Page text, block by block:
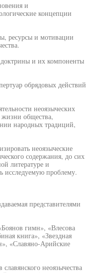
и
концепции
ресурсы и мотивации
доктрины и их компоненты
обрядовых действий
неоязыческих
жизни общества,
народных традиций,
неоязыческие
содержания, до сих
литературе и
исследуемую проблему.
представителями
гимн», «Влесова
книга», «Звездная
«Славяно-Арийские
неоязычества